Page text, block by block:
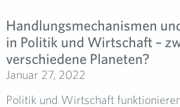
Handlungsmechanismen
in Politik und Wirtschaft –
verschiedene Planeten?
Januar 27, 2022
Politik und Wirtschaft